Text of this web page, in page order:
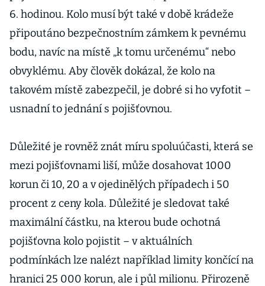
6. hodinou. Kolo musí být také v době krádeže
připoutáno bezpečnostním zámkem k pevnému
bodu, navíc na místě „k tomu určenému“ nebo
obvyklému. Aby člověk dokázal, že kolo na
takovém místě zabezpečil, je dobré si ho vyfotit –
usnadní to jednání s pojišťovnou.
Důležité je rovněž znát míru spoluúčasti, která se
mezi pojišťovnami liší, může dosahovat 1000
korun či 10, 20 a v ojedinělých případech i 50
procent z ceny kola. Důležité je sledovat také
maximální částku, na kterou bude ochotná
pojišťovna kolo pojistit – v aktuálních
podmínkách lze nalézt například limity končící na
hranici 25 000 korun, ale i půl milionu. Přirozeně